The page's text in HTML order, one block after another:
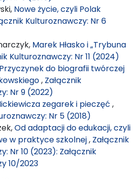
Nowe życie, czyli Polak
Kulturoznawczy: Nr 6
Marek Hłasko i „Trybuna
Kulturoznawczy: Nr 11 (2024)
Przyczynek do biografii twórczej
, Załącznik
Nr 9 (2022)
zegarek i pieczęć ,
Nr 5 (2018)
Od adaptacji do edukacji, czyli
w praktyce szkolnej, Załącznik
Nr 10 (2023): Załącznik
10/2023